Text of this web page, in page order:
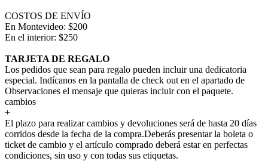
COSTOS DE ENVÍO
En Montevideo: $200
En el interior: $250
TARJETA DE REGALO
Los pedidos que sean para regalo pueden incluir una dedicatoria
especial. Indícanos en la pantalla de check out en el apartado de
Observaciones el mensaje que quieras incluir con el paquete.
cambios
+
El plazo para realizar cambios y devoluciones será de hasta 20 días
corridos desde la fecha de la compra.Deberás presentar la boleta o
ticket de cambio y el artículo comprado deberá estar en perfectas
condiciones, sin uso y con todas sus etiquetas.